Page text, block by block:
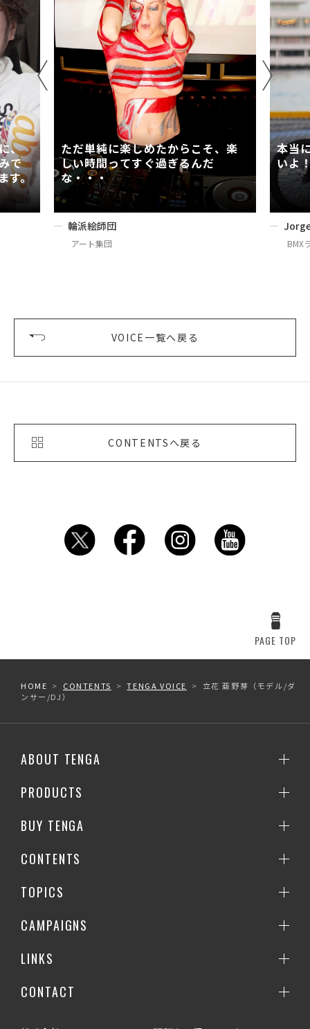
、
で
す。
ただ単純に楽しめたからこそ、楽
しい時間ってすぐ過ぎるんだ
な・・・
輪派絵師団
アート集団
本当
いよ
BMX
VOICE一覧へ戻る
CONTENTSへ戻る
PAGE TOP
HOME CONTENTS TENGA VOICE
立花 亜野芽（モデル/ダ
ンサー/DJ）
ABOUT TENGA
PRODUCTS
BUY TENGA
CONTENTS
TOPICS
CAMPAIGNS
LINKS
CONTACT